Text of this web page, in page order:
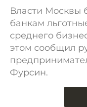
Власти Москвы
банкам
среднего
этом сообщил
Фурсин.